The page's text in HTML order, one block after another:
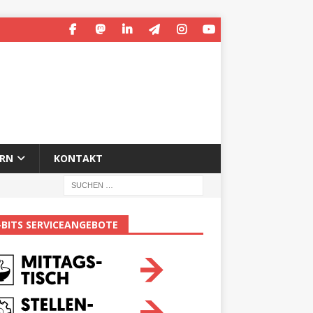
KONTAKT
SERVICEANGEBOTE